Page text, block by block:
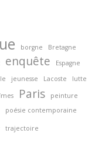
borgne
Bretagne
enquête Espagne
jeunesse Lacoste lutte
Paris
peinture
poésie contemporaine
trajectoire